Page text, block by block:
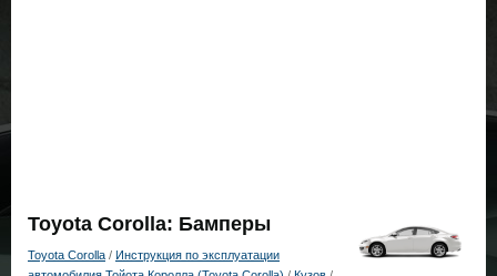
Toyota Corolla: Бамперы
Toyota Corolla / Инструкция по эксплуатации